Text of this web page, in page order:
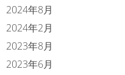
2024年8月
2024年2月
2023年8月
2023年6月